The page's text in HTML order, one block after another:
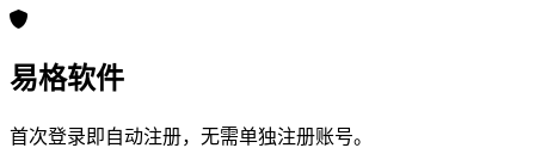
易格软件
首次登录即自动注册，无需单独注册账号。